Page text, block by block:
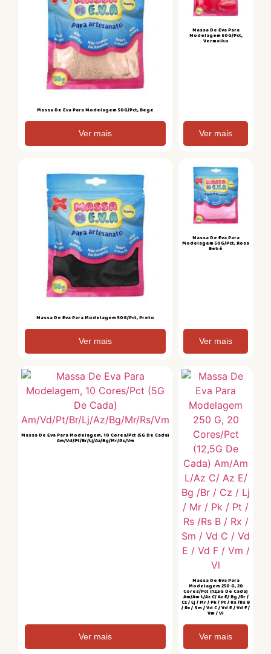
Massa De Eva Para Modelagem 50G/Pct, Bege
Ver mais
Massa De Eva Para
Modelagem 50G/Pct,
Vermelho
Ver mais
Massa De Eva Para Modelagem 50G/Pct, Preto
Ver mais
Massa De Eva Para
Modelagem 50G/Pct, Rosa
Bebê
Ver mais
Massa De Eva Para Modelagem, 10 Cores/Pct (5G De Cada)
Am/Vd/Pt/Br/Lj/Az/Bg/Mr/Rs/Vm
Ver mais
Massa De Eva Para
Modelagem 250 G, 20
Cores/Pct (12,5G De Cada)
Am/Am L/Az C/ Az E/ Bg /Br /
Cz / Lj / Mr / Pk / Pt / Rs /Rs B
/ Rx / Sm / Vd C / Vd E / Vd F /
Vm / Vl
Ver mais